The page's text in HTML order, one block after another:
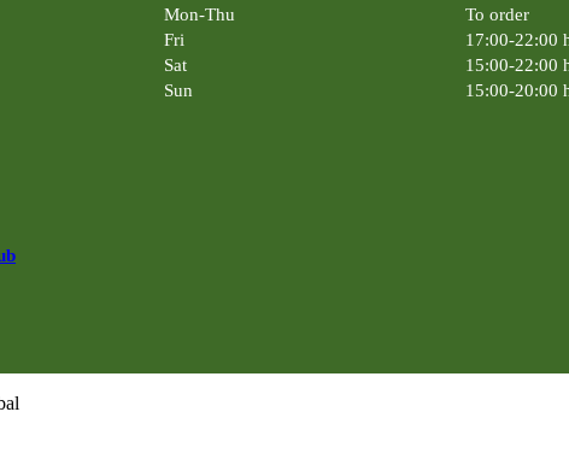
Mon-Thu
To order
Fri
17:00-22:00
Sat
15:00-22:00
Sun
15:00-20:00